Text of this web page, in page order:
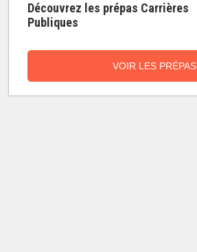
Découvrez les prépas Carrières
Publiques
VOIR LES PRÉPAS